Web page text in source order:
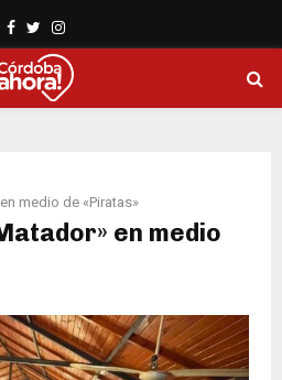
Facebook
TwitterInstagram
medio de «Piratas»
en medio